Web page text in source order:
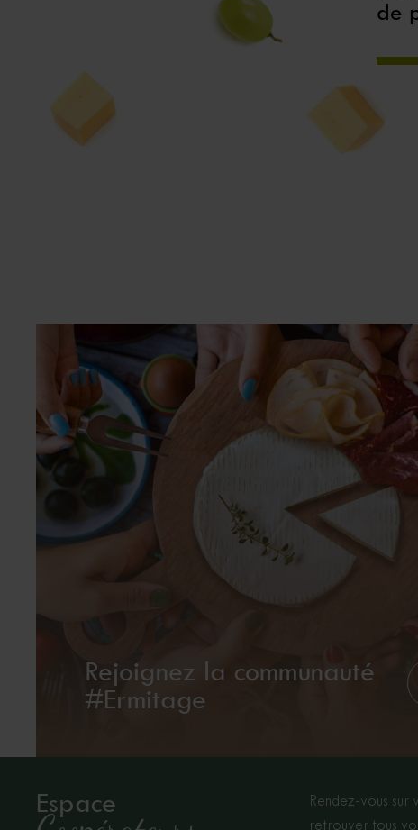
de
Rejoignez la communauté
#Ermitage
Espace
Rendez-vous
retrouver tous